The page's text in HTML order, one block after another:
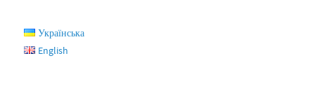
Українська
English